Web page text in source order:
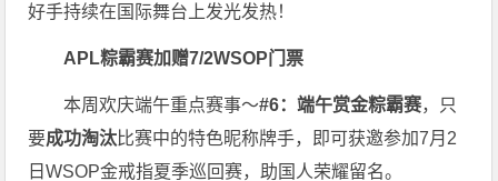
好手持续在国际舞台上发光发热！
APL粽霸赛加赠7/2WSOP门票
本周欢庆端午重点赛事～#6：端午赏金粽霸赛，只
要成功淘汰比赛中的特色昵称牌手，即可获邀参加7月2
日WSOP金戒指夏季巡回赛，助国人荣耀留名。